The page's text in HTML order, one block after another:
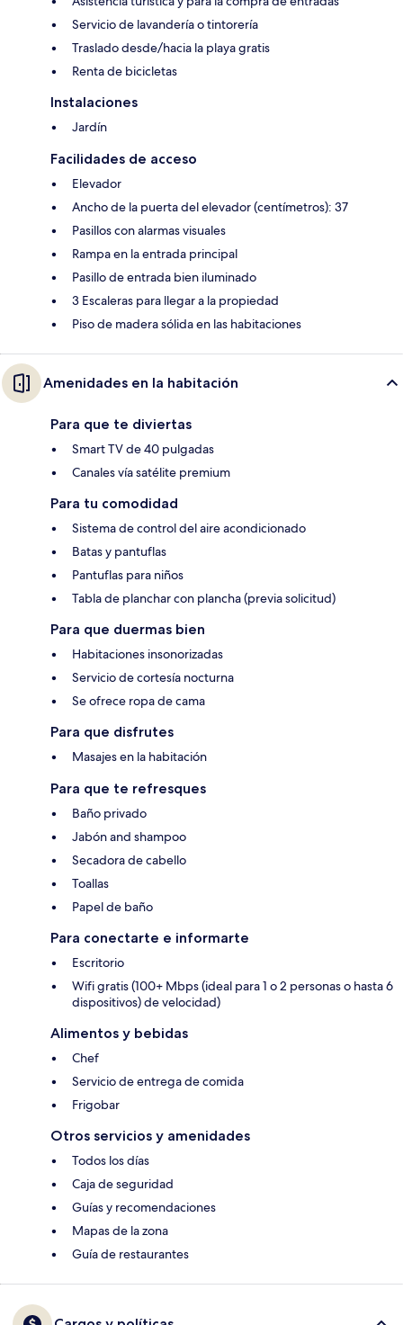
Servicio de lavandería o tintorería
Traslado desde/hacia la playa gratis
Renta de bicicletas
Instalaciones
Jardín
Facilidades de acceso
Elevador
Ancho de la puerta del elevador (centímetros): 37
Pasillos con alarmas visuales
Rampa en la entrada principal
Pasillo de entrada bien iluminado
3 Escaleras para llegar a la propiedad
Piso de madera sólida en las habitaciones
Amenidades en la habitación
Para que te diviertas
Smart TV de 40 pulgadas
Canales vía satélite premium
Para tu comodidad
Sistema de control del aire acondicionado
Batas y pantuflas
Pantuflas para niños
Tabla de planchar con plancha (previa solicitud)
Para que duermas bien
Habitaciones insonorizadas
Servicio de cortesía nocturna
Se ofrece ropa de cama
Para que disfrutes
Masajes en la habitación
Para que te refresques
Baño privado
Jabón and shampoo
Secadora de cabello
Toallas
Papel de baño
Para conectarte e informarte
Escritorio
Wifi gratis (100+ Mbps (ideal para 1 o 2 personas o hasta 6
dispositivos) de velocidad)
Alimentos y bebidas
Chef
Servicio de entrega de comida
Frigobar
Otros servicios y amenidades
Todos los días
Caja de seguridad
Guías y recomendaciones
Mapas de la zona
Guía de restaurantes